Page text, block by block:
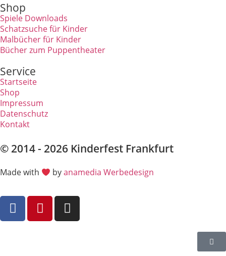
Shop
Spiele Downloads
Schatzsuche für Kinder
Malbücher für Kinder
Bücher zum Puppentheater
Service
Startseite
Shop
Impressum
Datenschutz
Kontakt
© 2014 - 2026 Kinderfest Frankfurt
Made with byanamedia Werbedesign